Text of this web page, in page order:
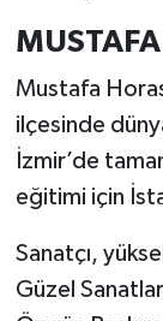
Mustafa
ilçesinde
İzmir’de
eğitimi için
Sanatçı,
Güzel